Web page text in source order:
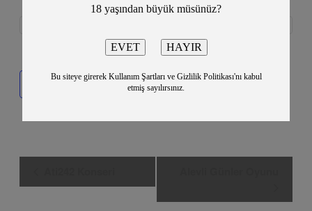
Takvime ekle
18 yaşından büyük müsünüz?
Bu siteye girerek Kullanım Şartları ve Gizlilik Politikası'nı kabul
etmiş sayılırsınız.